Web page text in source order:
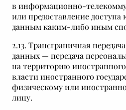
в информационно-
или предоставление
данным каким-либо иным
2.13. Трансграничная
данных — передача
на территорию иностранного
власти иностранного
физическому или
лицу.